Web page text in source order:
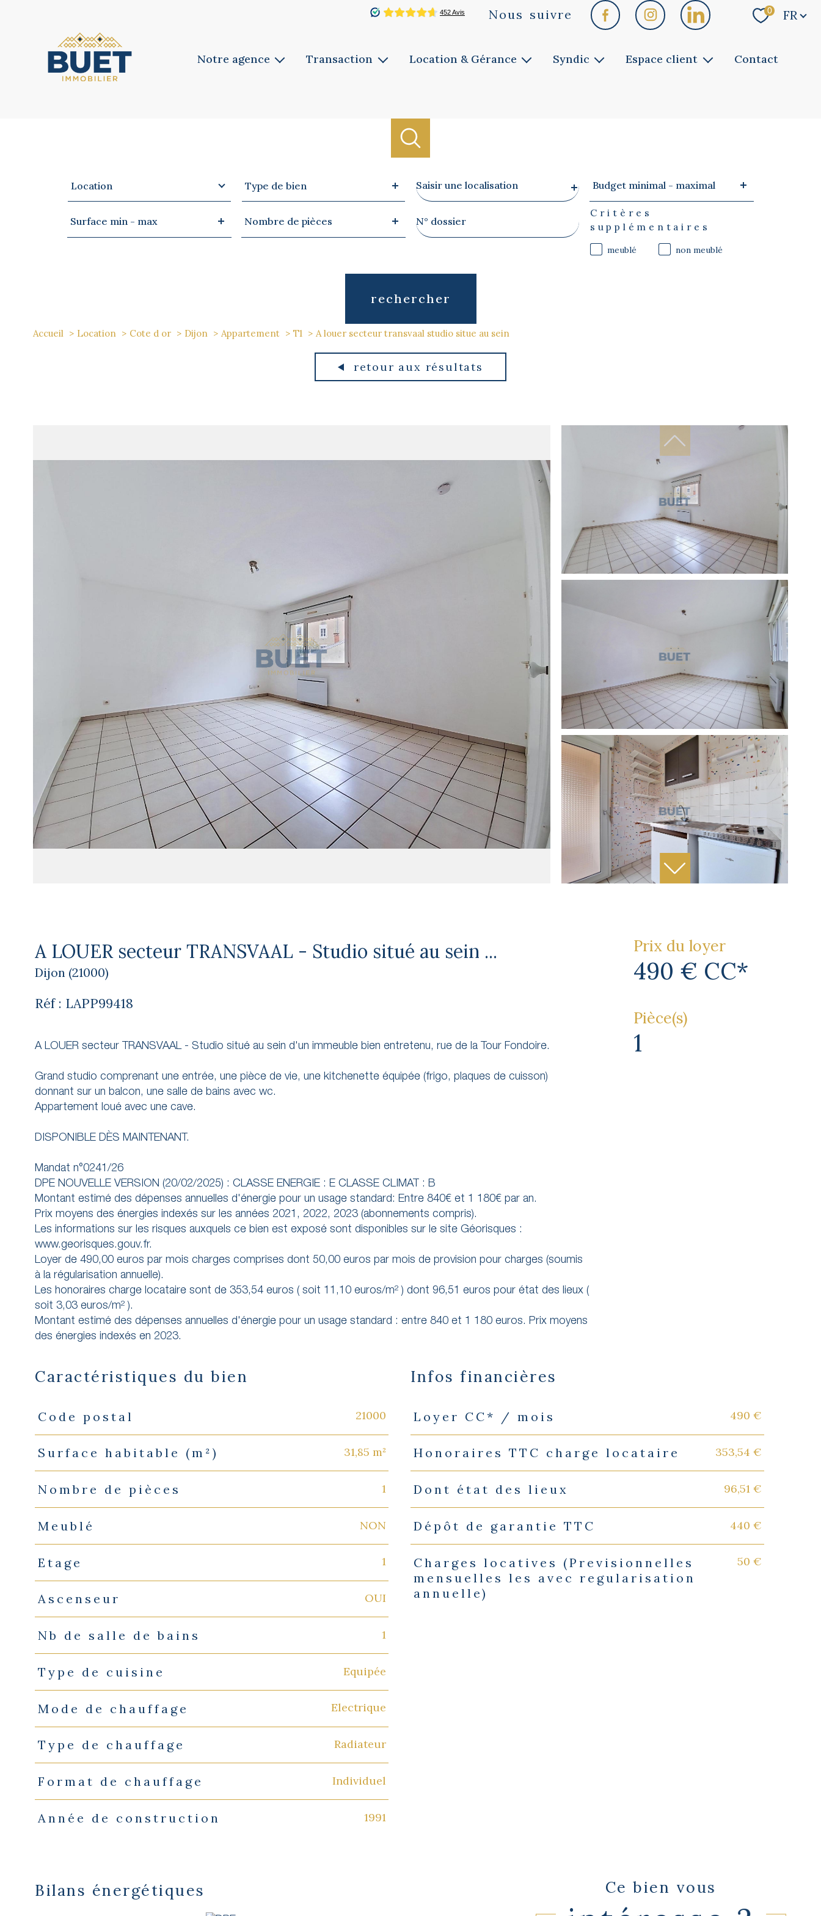
Nous suivre 0 FR
Notre agence Transaction Location & Gérance Syndic Espace client Contact
RECHERCHE
d'offre
Location
de
bien
Type de bien
minimal
-
maximal
Budget minimal - maximal
min
-
Surface min - max
de
pièces
Nombre de pièces
Critères
supplémentaires
meublé non meublé
rechercher
Accueil Location Cote d or Dijon Appartement T1 A louer secteur transvaal studio situe au sein
retour aux résultats
A LOUER secteur TRANSVAAL - Studio situé au sein ...
Dijon (21000)
Réf : LAPP99418
A LOUER secteur TRANSVAAL - Studio situé au sein d'un immeuble bien entretenu, rue de la Tour Fondoire.
Grand studio comprenant une entrée, une pièce de vie, une kitchenette équipée (frigo, plaques de cuisson)
donnant sur un balcon, une salle de bains avec wc.
Appartement loué avec une cave.
DISPONIBLE DÈS MAINTENANT.
Mandat n°0241/26
DPE NOUVELLE VERSION (20/02/2025) : CLASSE ENERGIE : E CLASSE CLIMAT : B
Montant estimé des dépenses annuelles d'énergie pour un usage standard: Entre 840€ et 1 180€ par an.
Prix moyens des énergies indexés sur les années 2021, 2022, 2023 (abonnements compris).
Les informations sur les risques auxquels ce bien est exposé sont disponibles sur le site Géorisques :
www.georisques.gouv.fr.
Loyer de 490,00 euros par mois charges comprises dont 50,00 euros par mois de provision pour charges (soumis
à la régularisation annuelle).
Les honoraires charge locataire sont de 353,54 euros ( soit 11,10 euros/m² ) dont 96,51 euros pour état des lieux (
soit 3,03 euros/m² ).
Montant estimé des dépenses annuelles d'énergie pour un usage standard : entre 840 et 1 180 euros. Prix moyens
Prix du loyer
490 € CC*
Pièce(s)
1
Caractéristiques du bien
Caractéristiques Valeurs
Code postal 21000
Surface habitable (m²) 31,85 m²
Nombre de pièces 1
Meublé NON
Etage 1
Ascenseur OUI
Nb de salle de bains 1
Type de cuisine Equipée
Mode de chauffage Electrique
Type de chauffage Radiateur
Format de chauffage Individuel
Année de construction 1991
Infos financières
Caractéristiques Valeurs
Loyer CC* / mois 490 €
Honoraires TTC charge locataire 353,54 €
Dont état des lieux 96,51 €
Dépôt de garantie TTC 440 €
Charges locatives (Previsionnelles
mensuelles les avec regularisation
annuelle)
50 €
Bilans énergétiques Ce bien vous